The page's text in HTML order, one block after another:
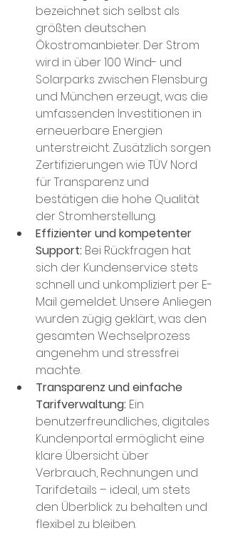
bezeichnet sich selbst als
größten deutschen
Ökostromanbieter. Der Strom
wird in über 100 Wind- und
Solarparks zwischen Flensburg
und München erzeugt, was die
umfassenden Investitionen in
erneuerbare Energien
unterstreicht. Zusätzlich sorgen
Zertifizierungen wie TÜV Nord
für Transparenz und
bestätigen die hohe Qualität
der Stromherstellung.
Effizienter und kompetenter
Support: Bei Rückfragen hat
sich der Kundenservice stets
schnell und unkompliziert per E-
Mail gemeldet. Unsere Anliegen
wurden zügig geklärt, was den
gesamten Wechselprozess
angenehm und stressfrei
machte.
Transparenz und einfache
Tarifverwaltung: Ein
benutzerfreundliches, digitales
Kundenportal ermöglicht eine
klare Übersicht über
Verbrauch, Rechnungen und
Tarifdetails – ideal, um stets
den Überblick zu behalten und
flexibel zu bleiben.